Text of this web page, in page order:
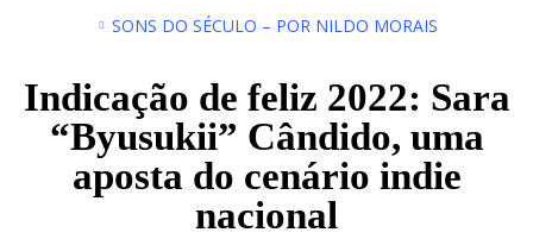
SONS DO SÉCULO – POR NILDO MORAIS
Indicação de feliz 2022: Sara
“Byusukii” Cândido, uma
aposta do cenário indie
nacional